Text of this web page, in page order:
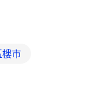
樓市